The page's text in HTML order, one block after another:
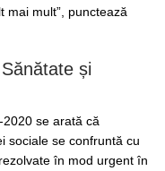
mai mult”, punctează
și
se arată că
sociale se confruntă cu
în mod urgent în